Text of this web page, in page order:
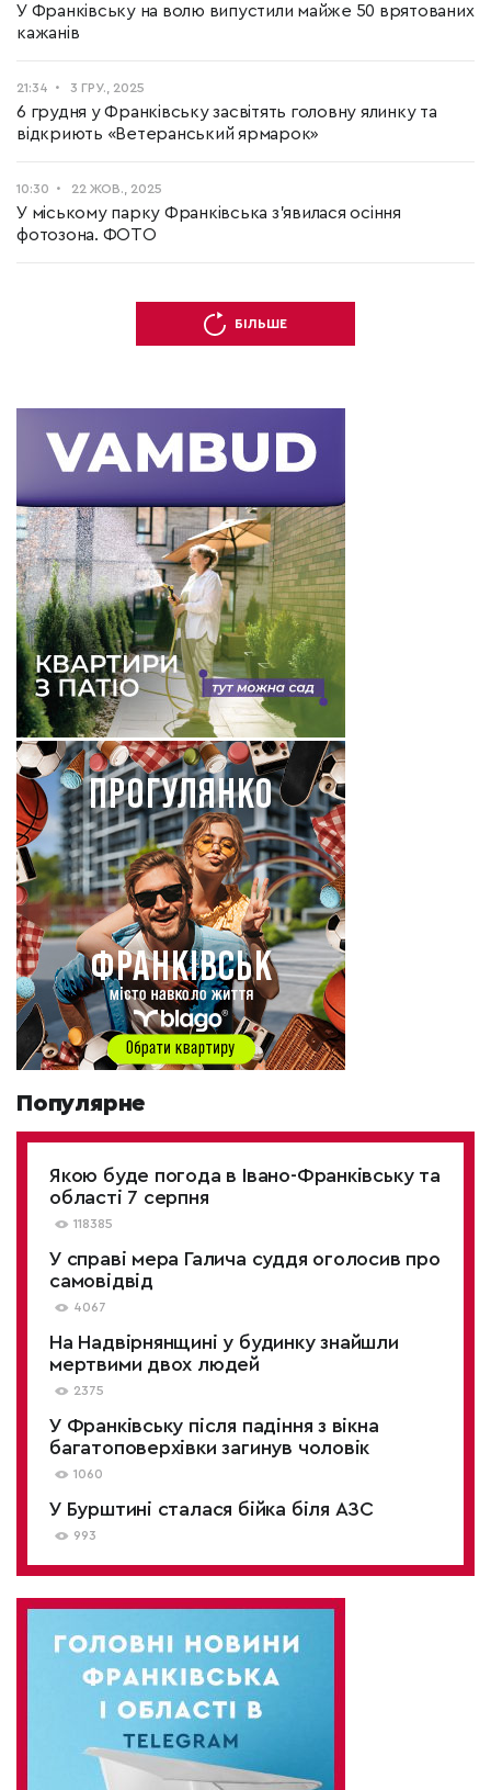
У Франківську на волю випустили майже 50 врятованих
кажанів
21:34 3 ГРУ., 2025
6 грудня у Франківську засвітять головну ялинку та
відкриють «Ветеранський ярмарок»
10:30 22 ЖОВ., 2025
У міському парку Франківська з’явилася осіння
фотозона. ФОТО
БІЛЬШЕ
Популярне
Якою буде погода в Івано-Франківську та
області 7 серпня
118385
У справі мера Галича суддя оголосив про
самовідвід
4067
На Надвірнянщині у будинку знайшли
мертвими двох людей
2375
У Франківську після падіння з вікна
багатоповерхівки загинув чоловік
1060
У Бурштині сталася бійка біля АЗС
993